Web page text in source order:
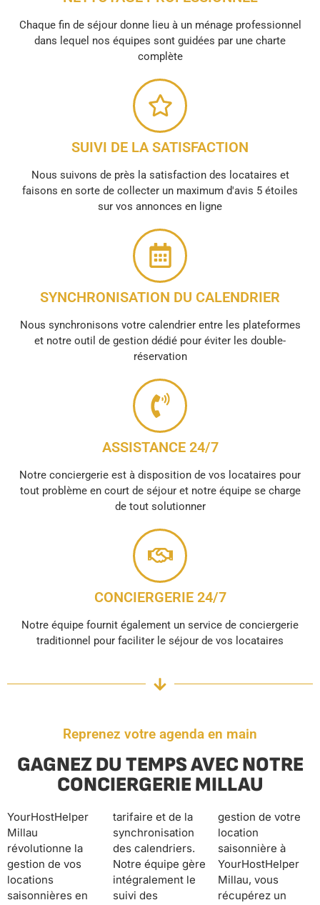
Chaque fin de séjour donne lieu à un ménage professionnel
dans lequel nos équipes sont guidées par une charte
complète
SUIVI DE LA SATISFACTION
Nous suivons de près la satisfaction des locataires et
faisons en sorte de collecter un maximum d'avis 5 étoiles
sur vos annonces en ligne
SYNCHRONISATION DU CALENDRIER
Nous synchronisons votre calendrier entre les plateformes
et notre outil de gestion dédié pour éviter les double-
réservation
ASSISTANCE 24/7
Notre conciergerie est à disposition de vos locataires pour
tout problème en court de séjour et notre équipe se charge
de tout solutionner
CONCIERGERIE 24/7
Notre équipe fournit également un service de conciergerie
traditionnel pour faciliter le séjour de vos locataires
Reprenez votre agenda en main
GAGNEZ DU TEMPS AVEC NOTRE
CONCIERGERIE MILLAU
YourHostHelper
Millau
révolutionne la
gestion de vos
locations
saisonnières en
tarifaire et de la
synchronisation
des calendriers.
Notre équipe gère
intégralement le
suivi des
gestion de votre
location
saisonnière à
YourHostHelper
Millau, vous
récupérez un